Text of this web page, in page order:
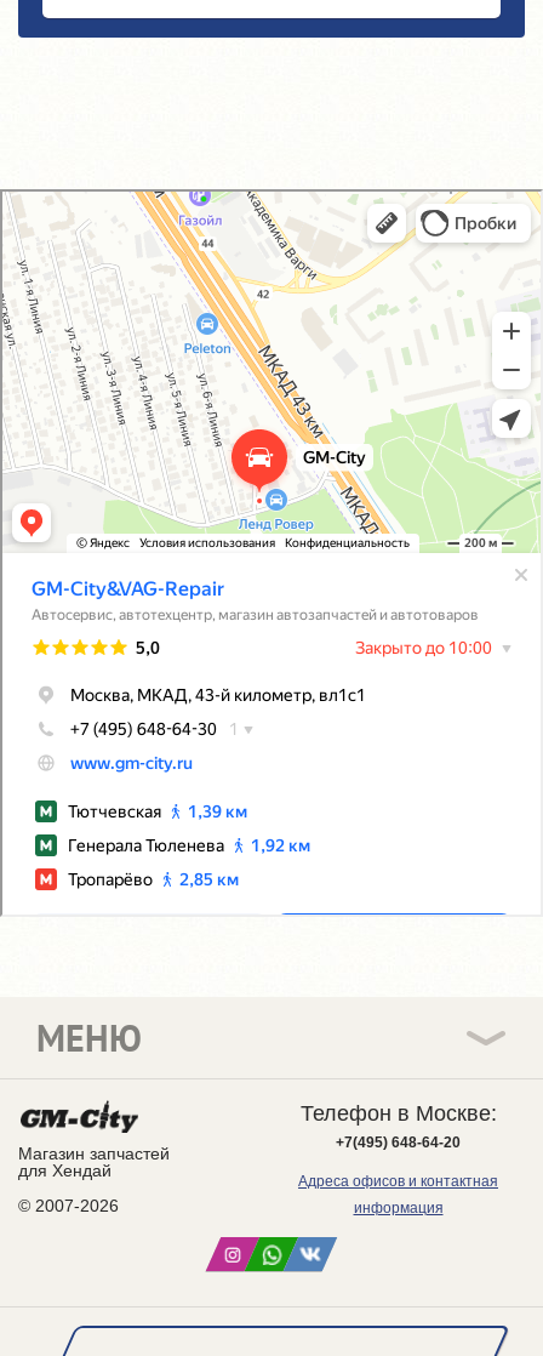
GM-City&VAG-Repair
Автосервис, автотехцентр в Москве
Магазин автозапчастей и автотоваров в Москве
Магазин запчастей
для Хендай
© 2007-2026
МЕНЮ
Телефон в Москве:
+7(495) 648-64-20
Адреса офисов и контактная
информация